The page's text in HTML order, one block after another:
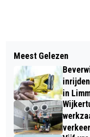
CHATEAU
JONG TALENT
CLASSIQUE
VERZWAKT
Meest Gelezen
in
verkeer